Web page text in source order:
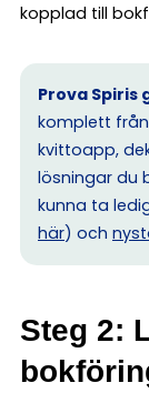
kopplad till
Prova Spiris
komplett
kvittoapp,
lösningar du
kunna ta
här) och
Steg 2: